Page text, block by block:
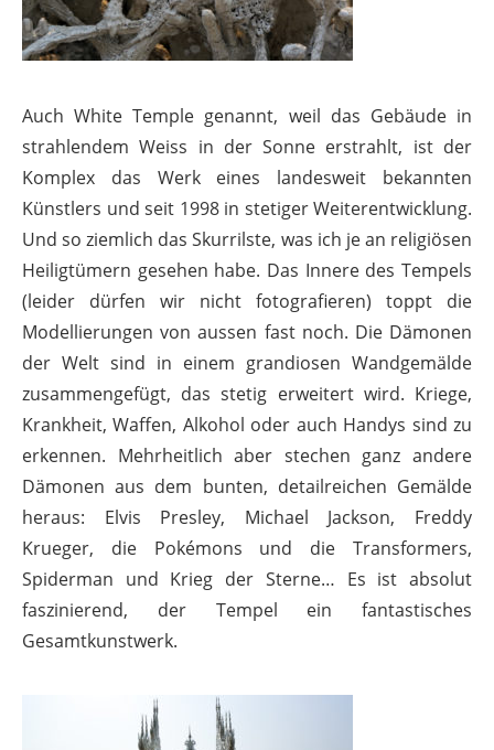
Auch White Temple genannt, weil das Gebäude in
strahlendem Weiss in der Sonne erstrahlt, ist der
Komplex das Werk eines landesweit bekannten
Künstlers und seit 1998 in stetiger Weiterentwicklung.
Und so ziemlich das Skurrilste, was ich je an religiösen
Heiligtümern gesehen habe. Das Innere des Tempels
(leider dürfen wir nicht fotografieren) toppt die
Modellierungen von aussen fast noch. Die Dämonen
der Welt sind in einem grandiosen Wandgemälde
zusammengefügt, das stetig erweitert wird. Kriege,
Krankheit, Waffen, Alkohol oder auch Handys sind zu
erkennen. Mehrheitlich aber stechen ganz andere
Dämonen aus dem bunten, detailreichen Gemälde
heraus: Elvis Presley, Michael Jackson, Freddy
Krueger, die Pokémons und die Transformers,
Spiderman und Krieg der Sterne… Es ist absolut
faszinierend, der Tempel ein fantastisches
Gesamtkunstwerk.